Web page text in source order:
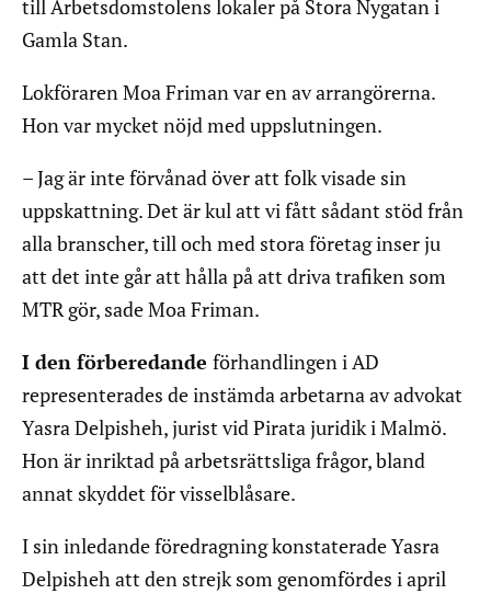
till Arbetsdomstolens lokaler på Stora Nygatan i
Gamla Stan.
Lokföraren Moa Friman var en av arrangörerna.
Hon var mycket nöjd med uppslutningen.
– Jag är inte förvånad över att folk visade sin
uppskattning. Det är kul att vi fått sådant stöd från
alla branscher, till och med stora företag inser ju
att det inte går att hålla på att driva trafiken som
MTR gör, sade Moa Friman.
I den förberedande förhandlingen i AD
representerades de instämda arbetarna av advokat
Yasra Delpisheh, jurist vid Pirata juridik i Malmö.
Hon är inriktad på arbetsrättsliga frågor, bland
annat skyddet för visselblåsare.
I sin inledande föredragning konstaterade Yasra
Delpisheh att den strejk som genomfördes i april